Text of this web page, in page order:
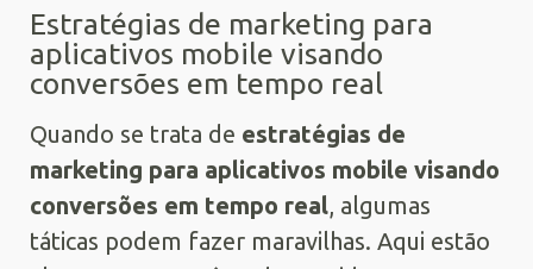
Estratégias de marketing para
aplicativos mobile visando
conversões em tempo real
Quando se trata de estratégias de
marketing para aplicativos mobile visando
conversões em tempo real, algumas
táticas podem fazer maravilhas. Aqui estão